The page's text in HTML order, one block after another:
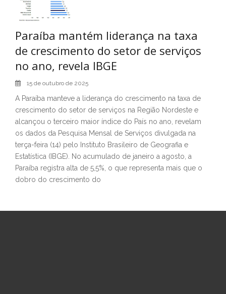
Paraíba mantém liderança na taxa
de crescimento do setor de serviços
no ano, revela IBGE
15 de outubro de 2025
A Paraíba manteve a liderança do crescimento na taxa de
crescimento do setor de serviços na Região Nordeste e
alcançou o terceiro maior índice do País no ano, revelam
os dados da Pesquisa Mensal de Serviços divulgada na
terça-feira (14) pelo Instituto Brasileiro de Geografia e
Estatística (IBGE). No acumulado de janeiro a agosto, a
Paraíba registra alta de 5,5%, o que representa mais que o
dobro do crescimento do